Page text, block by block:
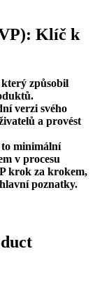
Klíč k
způsobil
verzi svého
a provést
to minimální
v procesu
krok za krokem,
poznatky.